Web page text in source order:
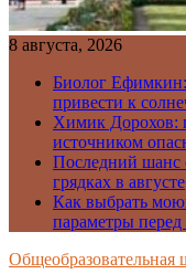
8 августа, 2026
Биолог Ефимкин:
привести к
Химик Дорохов:
источником
Последний шанс
грядках в августе
Как выбрать
параметры
Общеобразовательная